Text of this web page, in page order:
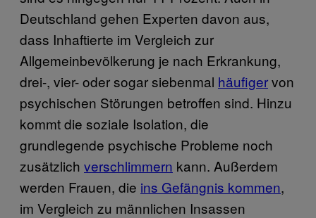
Deutschland gehen Experten davon aus,
dass Inhaftierte im Vergleich zur
Allgemeinbevölkerung je nach Erkrankung,
drei-, vier- oder sogar siebenmal häufigervon
psychischen Störungen betroffen sind. Hinzu
kommt die soziale Isolation, die
grundlegende psychische Probleme noch
zusätzlich verschlimmern kann. Außerdem
werden Frauen, die ins Gefängnis kommen,
im Vergleich zu männlichen Insassen